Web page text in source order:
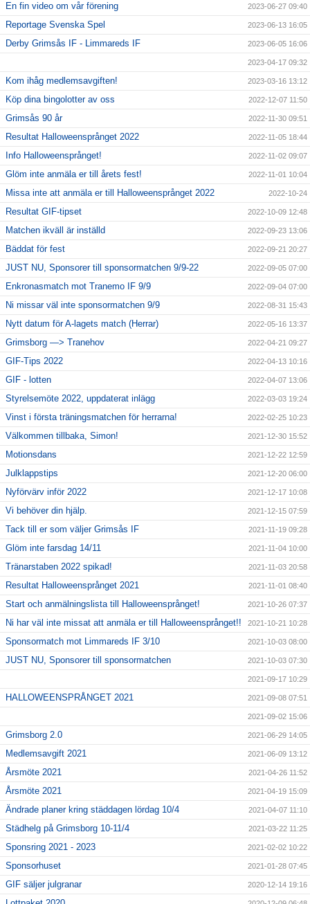
En fin video om vår förening 2023-06-27 09:40
Reportage Svenska Spel 2023-06-13 16:05
Derby Grimsås IF - Limmareds IF 2023-06-05 16:06
2023-04-17 09:32
Kom ihåg medlemsavgiften! 2023-03-16 13:12
Köp dina bingolotter av oss 2022-12-07 11:50
Grimsås 90 år 2022-11-30 09:51
Resultat Halloweensprånget 2022 2022-11-05 18:44
Info Halloweensprånget! 2022-11-02 09:07
Glöm inte anmäla er till årets fest! 2022-11-01 10:04
Missa inte att anmäla er till Halloweensprånget 2022 2022-10-24
Resultat GIF-tipset 2022-10-09 12:48
Matchen ikväll är inställd 2022-09-23 13:06
Bäddat för fest 2022-09-21 20:27
JUST NU, Sponsorer till sponsormatchen 9/9-22 2022-09-05 07:00
Enkronasmatch mot Tranemo IF 9/9 2022-09-04 07:00
Ni missar väl inte sponsormatchen 9/9 2022-08-31 15:43
Nytt datum för A-lagets match (Herrar) 2022-05-16 13:37
Grimsborg —> Tranehov 2022-04-21 09:27
GIF-Tips 2022 2022-04-13 10:16
GIF - lotten 2022-04-07 13:06
Styrelsemöte 2022, uppdaterat inlägg 2022-03-03 19:24
Vinst i första träningsmatchen för herrarna! 2022-02-25 10:23
Välkommen tillbaka, Simon! 2021-12-30 15:52
Motionsdans 2021-12-22 12:59
Julklappstips 2021-12-20 06:00
Nyförvärv inför 2022 2021-12-17 10:08
Vi behöver din hjälp. 2021-12-15 07:59
Tack till er som väljer Grimsås IF 2021-11-19 09:28
Glöm inte farsdag 14/11 2021-11-04 10:00
Tränarstaben 2022 spikad! 2021-11-03 20:58
Resultat Halloweensprånget 2021 2021-11-01 08:40
Start och anmälningslista till Halloweensprånget! 2021-10-26 07:37
Ni har väl inte missat att anmäla er till Halloweensprånget!! 2021-10-21 10:28
Sponsormatch mot Limmareds IF 3/10 2021-10-03 08:00
JUST NU, Sponsorer till sponsormatchen 2021-10-03 07:30
2021-09-17 10:29
HALLOWEENSPRÅNGET 2021 2021-09-08 07:51
2021-09-02 15:06
Grimsborg 2.0 2021-06-29 14:05
Medlemsavgift 2021 2021-06-09 13:12
Årsmöte 2021 2021-04-26 11:52
Årsmöte 2021 2021-04-19 15:09
Ändrade planer kring städdagen lördag 10/4 2021-04-07 11:10
Städhelg på Grimsborg 10-11/4 2021-03-22 11:25
Sponsring 2021 - 2023 2021-02-02 10:22
Sponsorhuset 2021-01-28 07:45
GIF säljer julgranar 2020-12-14 19:16